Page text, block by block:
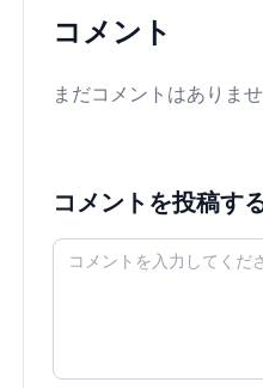
コメント
まだコメントはありませ
コメントを投稿す